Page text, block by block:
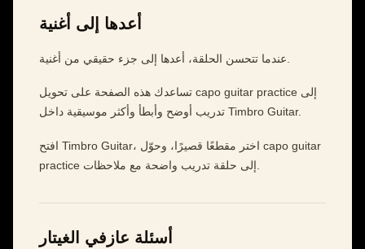
أعدها إلى أغنية
تساعدك هذه الصفحة على تحويل capo guitar practice إلى
تدريب أوضح وأبطأ وأكثر موسيقية داخل Timbro Guitar.
افتح Timbro Guitar، اختر مقطعًا قصيرًا، وحوّل capo guitar
أسئلة عازفي الغيتار